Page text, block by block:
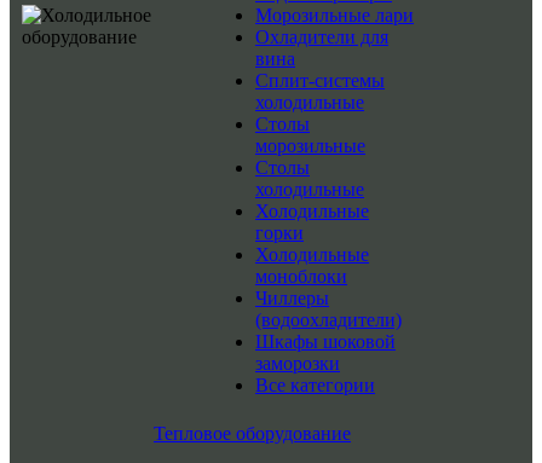
Морозильные лари
Охладители для
вина
Сплит-системы
холодильные
Столы
морозильные
Столы
холодильные
Холодильные
горки
Холодильные
моноблоки
Чиллеры
(водоохладители)
Шкафы шоковой
заморозки
Все категории
Тепловое оборудование